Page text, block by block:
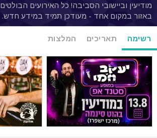
מודיעין וביישובי הסביבה! כל האירועים הבולטים
באזור במקום אחד - מעודכן תמיד במידע חדש.
רשימה תאריכים המלצות